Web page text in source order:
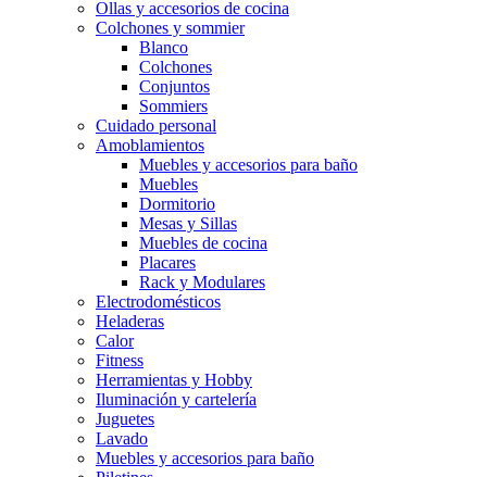
Ollas y accesorios de cocina
Colchones y sommier
Blanco
Colchones
Conjuntos
Sommiers
Cuidado personal
Amoblamientos
Muebles y accesorios para baño
Muebles
Dormitorio
Mesas y Sillas
Muebles de cocina
Placares
Rack y Modulares
Electrodomésticos
Heladeras
Calor
Fitness
Herramientas y Hobby
Iluminación y cartelería
Juguetes
Lavado
Muebles y accesorios para baño